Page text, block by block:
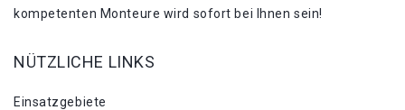
kompetenten Monteure wird sofort bei Ihnen sein!
NÜTZLICHE LINKS
Einsatzgebiete